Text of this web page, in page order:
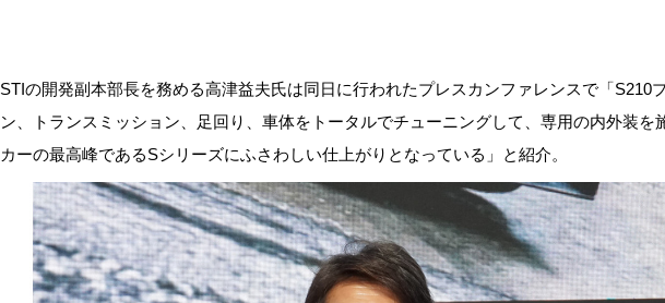
STIの開発副本部長を務める高津益夫氏は同日に行われたプレスカンファレンスで「S210
ン、トランスミッション、足回り、車体をトータルでチューニングして、専用の内外装を
カーの最高峰であるSシリーズにふさわしい仕上がりとなっている」と紹介。